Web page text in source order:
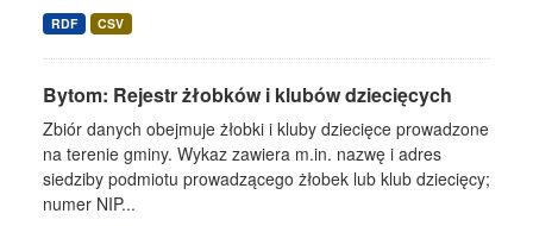
RDF CSV
Bytom: Rejestr żłobków i klubów dziecięcych
Zbiór danych obejmuje żłobki i kluby dziecięce prowadzone
na terenie gminy. Wykaz zawiera m.in. nazwę i adres
siedziby podmiotu prowadzącego żłobek lub klub dziecięcy;
numer NIP...